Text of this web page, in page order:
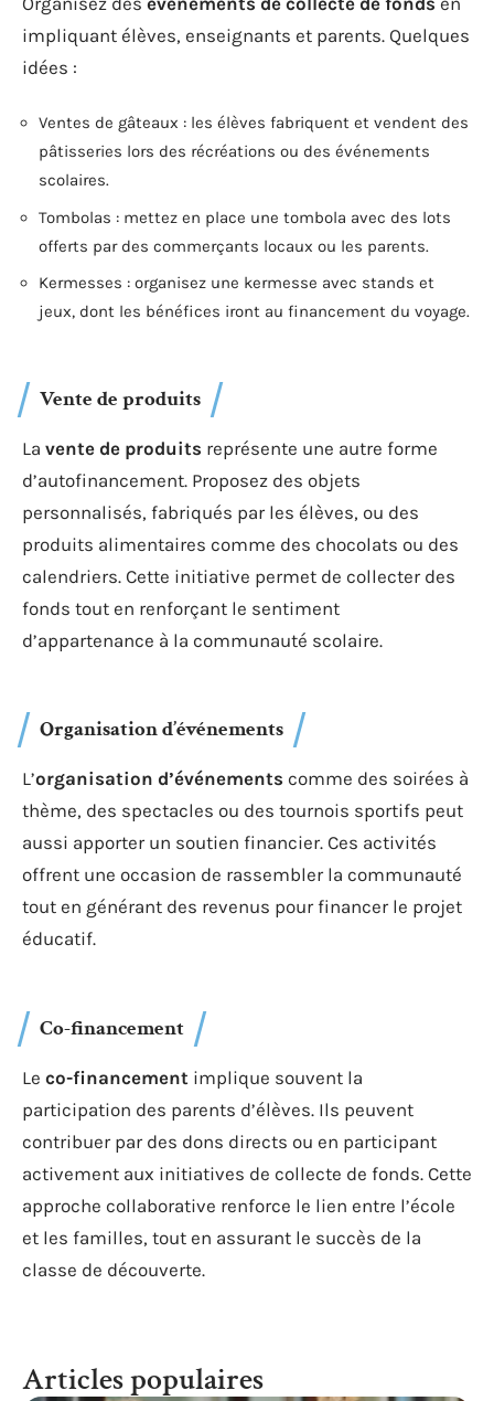
impliquant élèves, enseignants et parents. Quelques
idées :
Ventes de gâteaux : les élèves fabriquent et vendent des
pâtisseries lors des récréations ou des événements
scolaires.
Tombolas : mettez en place une tombola avec des lots
offerts par des commerçants locaux ou les parents.
Kermesses : organisez une kermesse avec stands et
jeux, dont les bénéfices iront au financement du voyage.
Vente de produits
La vente de produits représente une autre forme
d’autofinancement. Proposez des objets
personnalisés, fabriqués par les élèves, ou des
produits alimentaires comme des chocolats ou des
calendriers. Cette initiative permet de collecter des
fonds tout en renforçant le sentiment
d’appartenance à la communauté scolaire.
Organisation d’événements
L’organisation d’événements comme des soirées à
thème, des spectacles ou des tournois sportifs peut
aussi apporter un soutien financier. Ces activités
offrent une occasion de rassembler la communauté
tout en générant des revenus pour financer le projet
éducatif.
Co-financement
Le co-financement implique souvent la
participation des parents d’élèves. Ils peuvent
contribuer par des dons directs ou en participant
activement aux initiatives de collecte de fonds. Cette
approche collaborative renforce le lien entre l’école
et les familles, tout en assurant le succès de la
classe de découverte.
Articles populaires